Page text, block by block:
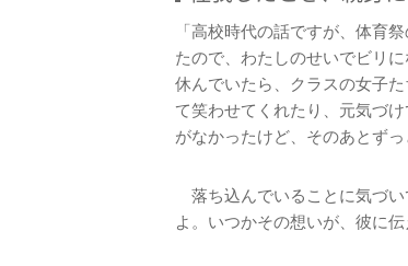
「高校時代の話ですが、体育
たので、わたしのせいでビリ
休んでいたら、クラスの女子
て笑わせてくれたり、元気づ
がなかったけど、そのあとず
落ち込んでいることに気づい
よ。いつかその想いが、彼に伝